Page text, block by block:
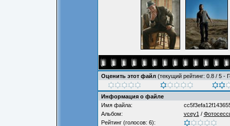
Оценить этот файл (текущий рейтинг: 0.8 / 5 -
Информация о файле
Имя файла:
Альбом:
vcey1 /
Рейтинг (голосов: 6):